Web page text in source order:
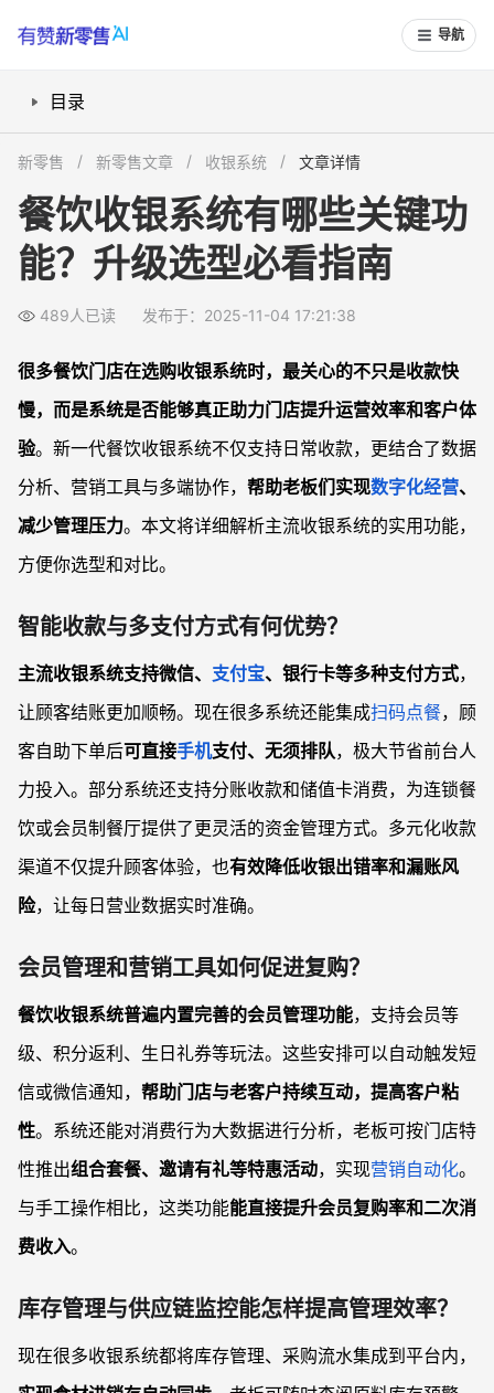
导航
目录
库存管理与供应链监控能怎样提高管理效率？
数据分析和报表功能如何辅助决策？
常见问题
餐饮收银系统可以支持外卖平台对接吗？
新零售 新零售文章 收银系统 文章详情
餐饮收银系统有哪些关键功
能？升级选型必看指南
489人已读 发布于：2025-11-04 17:21:38
很多餐饮门店在选购收银系统时，最关心的不只是收款快
慢，而是系统是否能够真正助力门店提升运营效率和客户体
验。新一代餐饮收银系统不仅支持日常收款，更结合了数据
分析、营销工具与多端协作， 帮助老板们实现数字化经营、
减少管理压力。本文将详细解析主流收银系统的实用功能，
方便你选型和对比。
智能收款与多支付方式有何优势？
主流收银系统支持微信、 支付宝、银行卡等多种支付方式，
让顾客结账更加顺畅。现在很多系统还能集成扫码点餐，顾
客自助下单后可直接手机支付、无须排队，极大节省前台人
力投入。部分系统还支持分账收款和储值卡消费，为连锁餐
饮或会员制餐厅提供了更灵活的资金管理方式。多元化收款
渠道不仅提升顾客体验，也有效降低收银出错率和漏账风
险，让每日营业数据实时准确。
会员管理和营销工具如何促进复购？
餐饮收银系统普遍内置完善的会员管理功能，支持会员等
级、积分返利、生日礼券等玩法。这些安排可以自动触发短
信或微信通知， 帮助门店与老客户持续互动，提高客户粘
性。系统还能对消费行为大数据进行分析，老板可按门店特
性推出组合套餐、邀请有礼等特惠活动，实现营销自动化。
与手工操作相比，这类功能能直接提升会员复购率和二次消
费收入。
库存管理与供应链监控能怎样提高管理效率？
现在很多收银系统都将库存管理、采购流水集成到平台内，